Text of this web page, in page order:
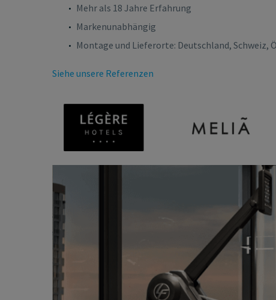
Mehr als 18 Jahre Erfahrung
Markenunabhängig
Montage und Lieferorte: Deutschland, Schweiz,
Siehe unsere Referenzen